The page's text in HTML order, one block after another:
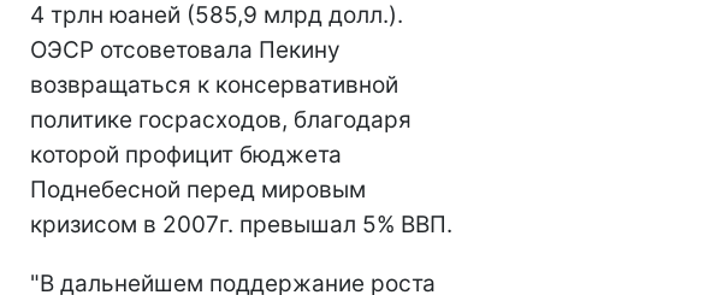
4 трлн юаней (585,9 млрд долл.).
ОЭСР отсоветовала Пекину
возвращаться к консервативной
политике госрасходов, благодаря
которой профицит бюджета
Поднебесной перед мировым
кризисом в 2007г. превышал 5% ВВП.
"В дальнейшем поддержание роста